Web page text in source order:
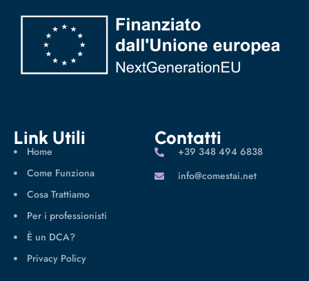
Link Utili
Home
Come Funziona
Cosa Trattiamo
Per i professionisti
È un DCA?
Privacy Policy
Contatti
‪+39 348 494 6838
info@comestai.net